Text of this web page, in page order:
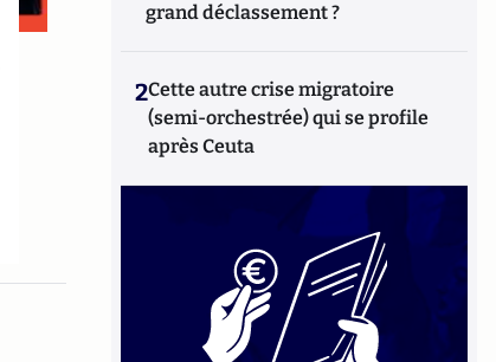
grand déclassement ?
2Cette autre crise migratoire
(semi-orchestrée) qui se profile
après Ceuta